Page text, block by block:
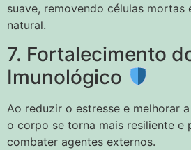
suave, removendo células
natural.
7. Fortalecimento
Imunológico
Ao reduzir o estresse e melhorar
o corpo se torna mais resiliente e
combater agentes externos.